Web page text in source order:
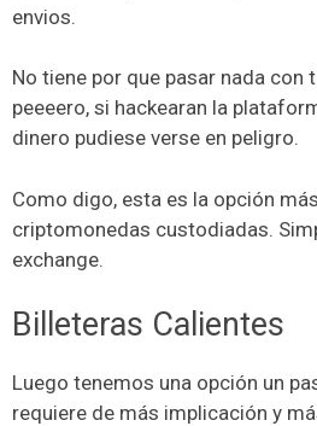
envios.
No tiene por que pasar nada con
peeeero, si hackearan la
dinero pudiese verse en peligro.
Como digo, esta es la opción
criptomonedas custodiadas.
exchange.
Billeteras Calientes
Luego tenemos una opción un
requiere de más implicación y